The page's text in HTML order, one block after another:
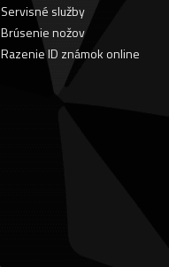
Servisné služby
Brúsenie nožov
Razenie ID známok online